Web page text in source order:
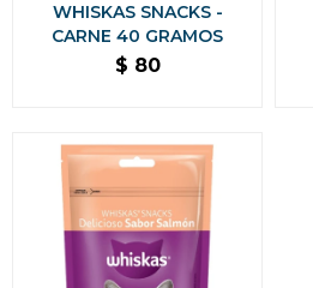
WHISKAS SNACKS -
CARNE 40 GRAMOS
$ 80